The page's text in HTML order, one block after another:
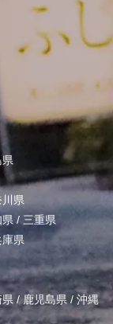
県
川県
県 / 三重県
庫県
県 /鹿児島県 / 沖縄